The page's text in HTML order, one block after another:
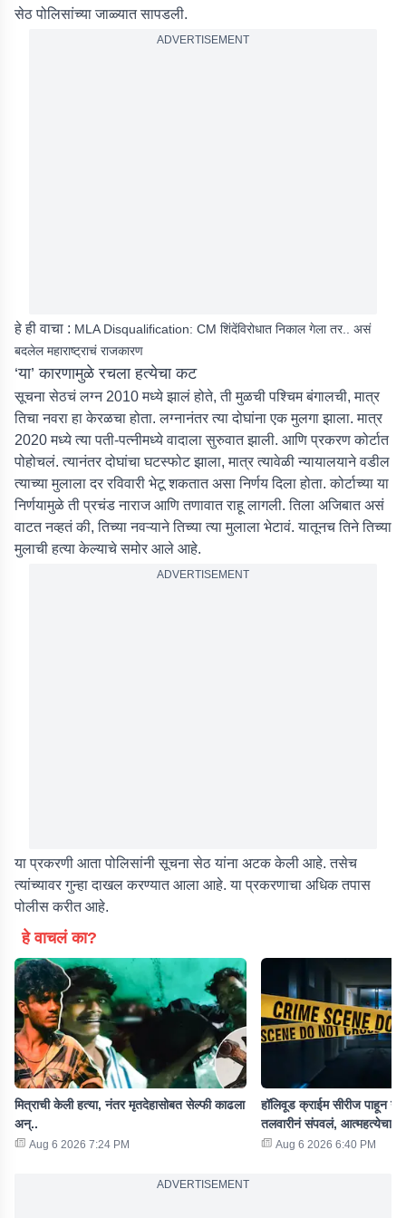
सेठ पोलिसांच्या जाळ्यात सापडली.
ADVERTISEMENT
हे ही वाचा : MLA Disqualification: CM शिंदेंविरोधात निकाल गेला तर.. असं
बदलेल महाराष्ट्राचं राजकारण
‘या’ कारणामुळे रचला हत्येचा कट
सूचना सेठचं लग्न 2010 मध्ये झालं होते, ती मुळची पश्चिम बंगालची, मात्र
तिचा नवरा हा केरळचा होता. लग्नानंतर त्या दोघांना एक मुलगा झाला. मात्र
2020 मध्ये त्या पती-पत्नीमध्ये वादाला सुरुवात झाली. आणि प्रकरण कोर्टात
पोहोचलं. त्यानंतर दोघांचा घटस्फोट झाला, मात्र त्यावेळी न्यायालयाने वडील
त्याच्या मुलाला दर रविवारी भेटू शकतात असा निर्णय दिला होता. कोर्टाच्या या
निर्णयामुळे ती प्रचंड नाराज आणि तणावात राहू लागली. तिला अजिबात असं
वाटत नव्हतं की, तिच्या नवऱ्याने तिच्या त्या मुलाला भेटावं. यातूनच तिने तिच्या
मुलाची हत्या केल्याचे समोर आले आहे.
ADVERTISEMENT
या प्रकरणी आता पोलिसांनी सूचना सेठ यांना अटक केली आहे. तसेच
त्यांच्यावर गुन्हा दाखल करण्यात आला आहे. या प्रकरणाचा अधिक तपास
पोलीस करीत आहे.
हे वाचलं का?
मित्राची केली हत्या, नंतर मृतदेहासोबत सेल्फी काढला
अन्..
Aug 6 2026 7:24 PM
हॉलिवूड क्राईम सीरीज पाहून
तलवारीनं संपवलं, आत्महत्येचा
Aug 6 2026 6:40 PM
ADVERTISEMENT